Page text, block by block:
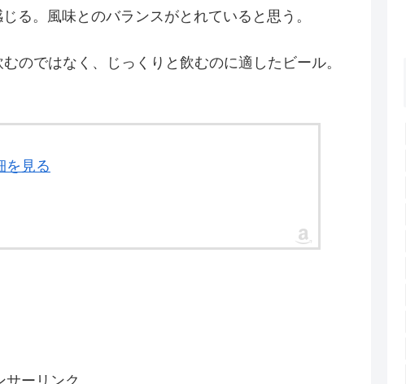
る。風味とのバランスがとれていると思う。
のではなく、じっくりと飲むのに適したビール。
を見る
サーリンク